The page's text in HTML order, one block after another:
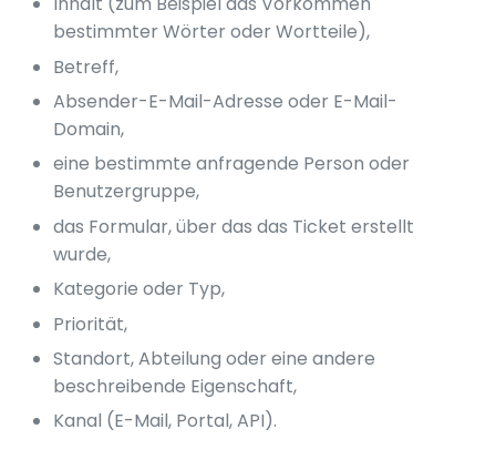
bestimmter Wörter oder Wortteile),
Betreff,
Absender-E-Mail-Adresse oder E-Mail-
Domain,
eine bestimmte anfragende Person oder
Benutzergruppe,
das Formular, über das das Ticket erstellt
wurde,
Kategorie oder Typ,
Priorität,
Standort, Abteilung oder eine andere
beschreibende Eigenschaft,
Kanal (E-Mail, Portal, API).